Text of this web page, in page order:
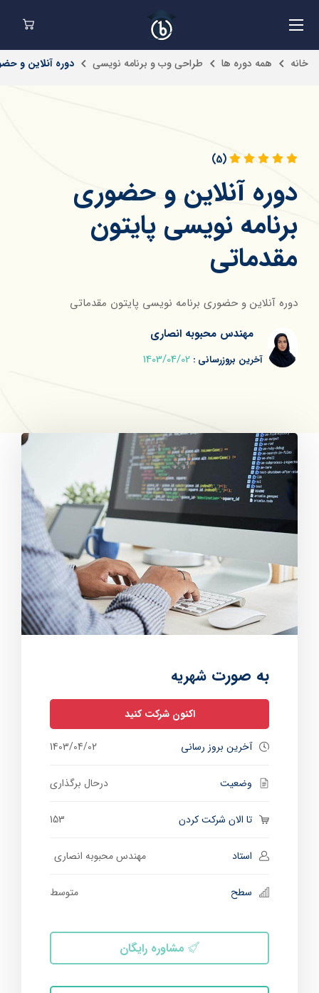
خانه همه دوره ها طراحی وب و برنامه نویسی دوره آنلاین و
(5)
دوره آنلاین و حضوری
برنامه نویسی پایتون
مقدماتی
دوره آنلاین و حضوری برنامه نویسی پایتون مقدماتی
مهندس محبوبه انصاری
آخرین بروزرسانی : 1403/04/02
به صورت شهریه
اکنون شرکت کنید
آخرین بروز رسانی 1403/04/02
وضعیت درحال برگذاری
تا الان شرکت کردن 153
استاد مهندس محبوبه انصاری
سطح متوسط
مشاوره رایگان